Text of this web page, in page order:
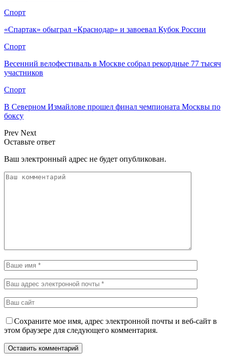
Спорт
«Спартак» обыграл «Краснодар» и завоевал Кубок России
Спорт
Весенний велофестиваль в Москве собрал рекордные 77 тысяч
участников
Спорт
В Северном Измайлове прошел финал чемпионата Москвы по
боксу
Prev Next
Оставьте ответ
Ваш электронный адрес не будет опубликован.
Сохраните мое имя, адрес электронной почты и веб-сайт в
этом браузере для следующего комментария.